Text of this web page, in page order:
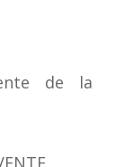
de la